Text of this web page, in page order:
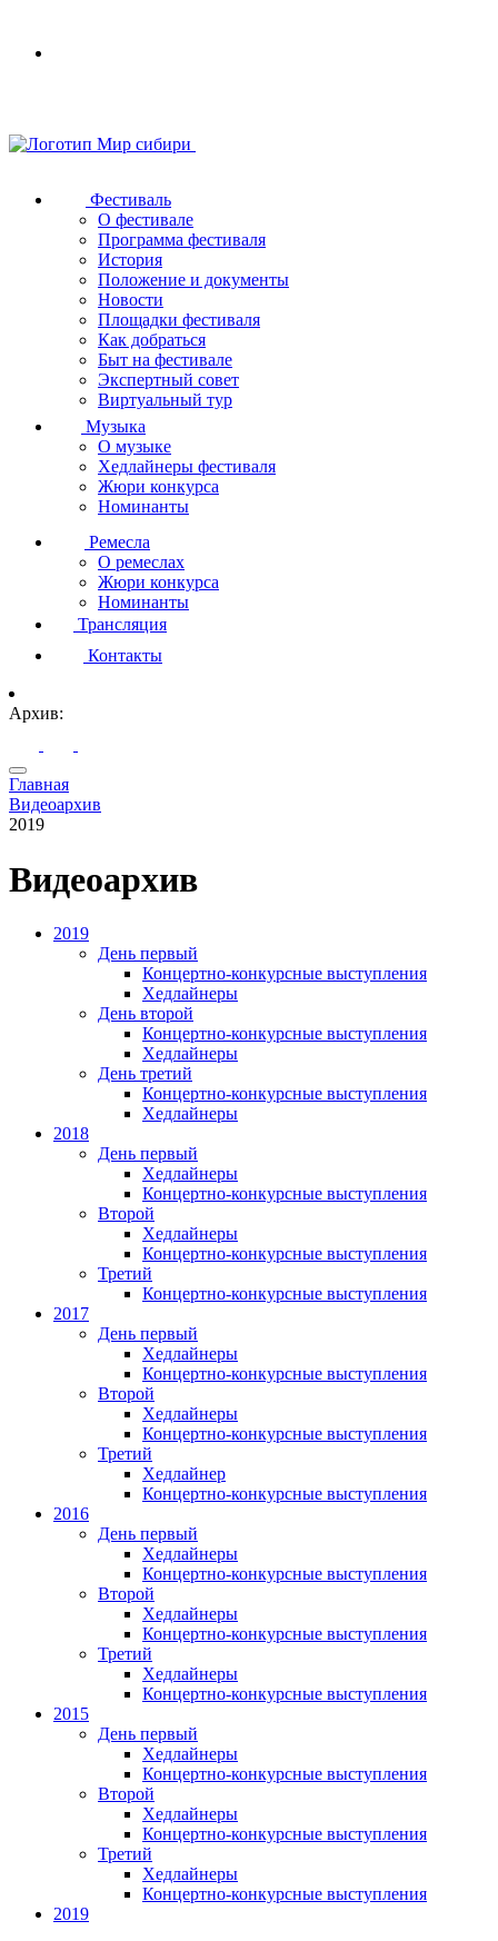
browser
Фестиваль
О фестивале
Программа фестиваля
История
Положение и документы
Новости
Площадки фестиваля
Как добраться
Быт на фестивале
Экспертный совет
Виртуальный тур
Музыка
О музыке
Хедлайнеры фестиваля
Жюри конкурса
Номинанты
Ремесла
О ремеслах
Жюри конкурса
Номинанты
Трансляция
Контакты
Архив:
Главная
Видеоархив
2019
Видеоархив
2019
День первый
Концертно-конкурсные выступления
Хедлайнеры
День второй
Концертно-конкурсные выступления
Хедлайнеры
День третий
Концертно-конкурсные выступления
Хедлайнеры
2018
День первый
Хедлайнеры
Концертно-конкурсные выступления
Второй
Хедлайнеры
Концертно-конкурсные выступления
Третий
Концертно-конкурсные выступления
2017
День первый
Хедлайнеры
Концертно-конкурсные выступления
Второй
Хедлайнеры
Концертно-конкурсные выступления
Третий
Хедлайнер
Концертно-конкурсные выступления
2016
День первый
Хедлайнеры
Концертно-конкурсные выступления
Второй
Хедлайнеры
Концертно-конкурсные выступления
Третий
Хедлайнеры
Концертно-конкурсные выступления
2015
День первый
Хедлайнеры
Концертно-конкурсные выступления
Второй
Хедлайнеры
Концертно-конкурсные выступления
Третий
Хедлайнеры
Концертно-конкурсные выступления
2019